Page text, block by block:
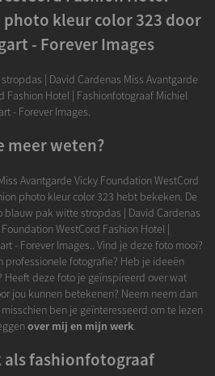
kleur color 323 door
- Forever Images
| David Cardenas Miss Avantgarde
Fashion Hotel | Fashionfotograaf Michiel
- Forever Images.
meer weten?
Avantgarde Vicky Foundation WestCord
photo kleur color 323 hebt bekeken. De
blauw pak witte stropdas | David Cardenas
WestCord Fashion Hotel |
- Forever Images.. Vind je deze foto mooi?
professionele fotografie? Heb je ideeën
Heeft deze foto je geïnspireerd over wat
jou kunnen betekenen? Neem neem dan
ben je geïnteresseerd om te lezen
over mij en mijn werk.
als fashionfotograaf